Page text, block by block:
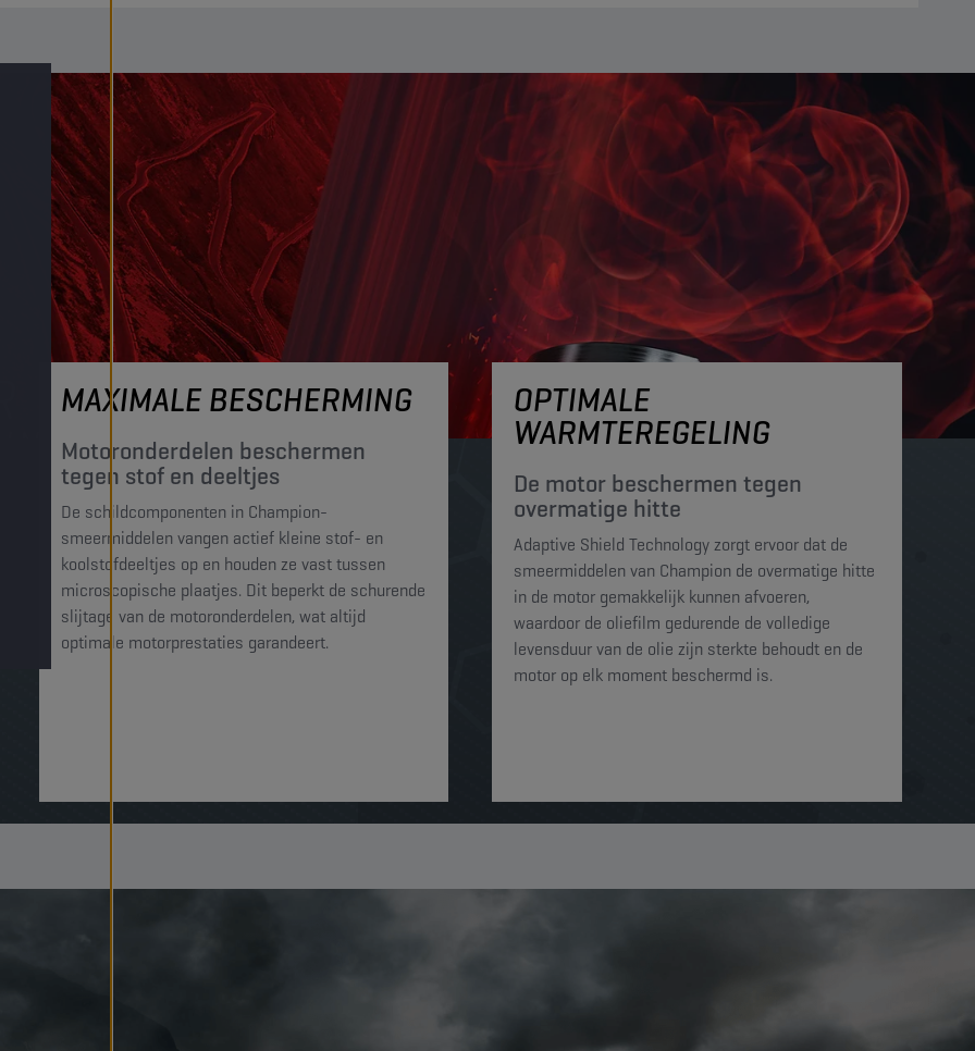
MAXIMALE BESCHERMING
Motoronderdelen beschermen
tegen stof en deeltjes​
De schildcomponenten in Champion-
smeermiddelen vangen actief kleine stof- en
koolstofdeeltjes op en houden ze vast tussen
microscopische plaatjes. Dit beperkt de schurende
slijtage van de motoronderdelen, wat altijd
optimale motorprestaties garandeert.
OPTIMALE
WARMTEREGELING
De motor beschermen tegen
overmatige hitte​​​
Adaptive Shield Technology zorgt ervoor dat de
smeermiddelen van Champion de overmatige hitte
in de motor gemakkelijk kunnen afvoeren,
waardoor de oliefilm gedurende de volledige
levensduur van de olie zijn sterkte behoudt en de
motor op elk moment beschermd is. ​